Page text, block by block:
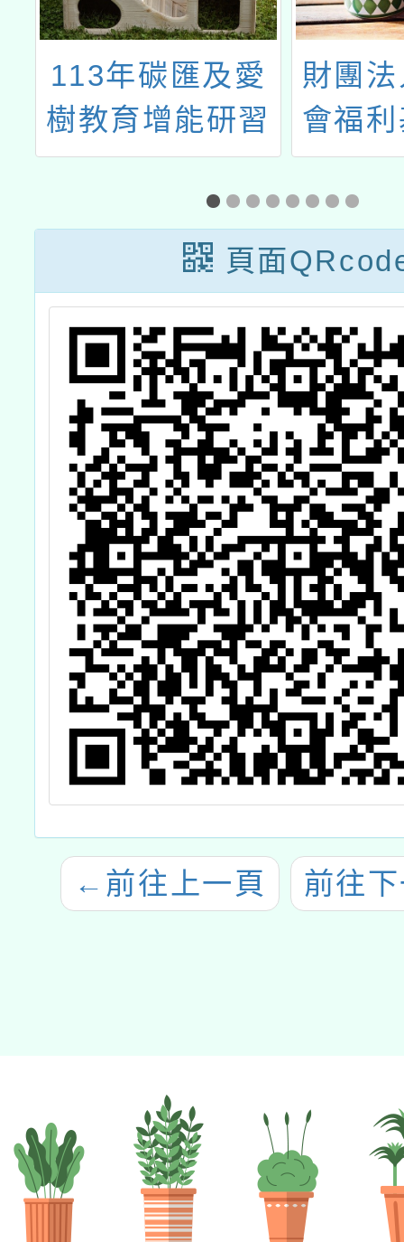
財團法人農友社
會福利基金會辦
理2026繪畫徵選
－主題「一個改
變世界的想法」
競賽
115年
教育
賽」
頁面
← 前往上一頁 前往